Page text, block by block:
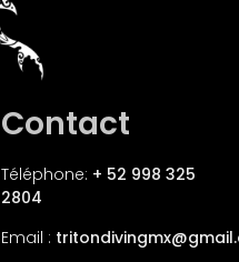
Contact
Téléphone: + 52 998 325
2804
Email : tritondivingmx